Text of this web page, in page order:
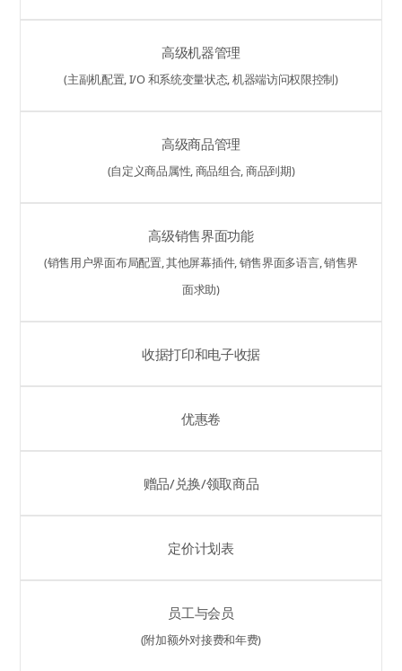
高级机器管理
(主副机配置, I/O 和系统变量状态, 机器端访问权限控制)
高级商品管理
(自定义商品属性, 商品组合, 商品到期)
高级销售界面功能
(销售用户界面布局配置, 其他屏幕插件, 销售界面多语言, 销售界
面求助)
收据打印和电子收据
优惠卷
赠品/兑换/领取商品
定价计划表
员工与会员
(附加额外对接费和年费)